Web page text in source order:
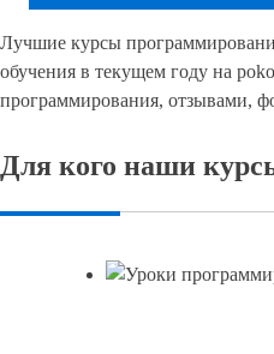
Лучшие курсы
обучения в текущем году на
программирования, отзывами,
Для кого наши